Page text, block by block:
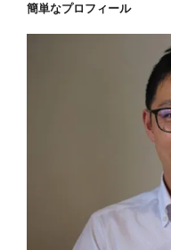
簡単なプロフィール